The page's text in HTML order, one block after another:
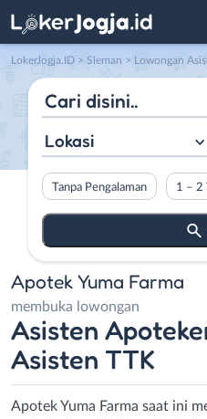
LokerJogja.ID > Sleman > Lowongan
Lokasi
Tanpa Pengalaman 1 – 2
Apotek Yuma Farma
membuka lowongan
Asisten
Asisten TTK
Apotek Yuma Farma saat ini